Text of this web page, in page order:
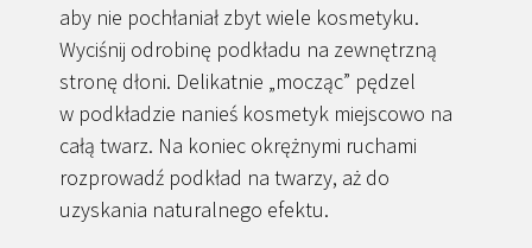
aby nie pochłaniał zbyt wiele kosmetyku.
Wyciśnij odrobinę podkładu na zewnętrzną
stronę dłoni. Delikatnie „mocząc” pędzel
w podkładzie nanieś kosmetyk miejscowo na
całą twarz. Na koniec okrężnymi ruchami
rozprowadź podkład na twarzy, aż do
uzyskania naturalnego efektu.